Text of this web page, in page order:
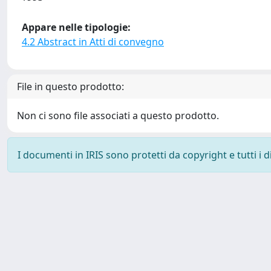
Appare nelle tipologie:
4.2 Abstract in Atti di convegno
File in questo prodotto:
Non ci sono file associati a questo prodotto.
I documenti in IRIS sono protetti da copyright e tutti i